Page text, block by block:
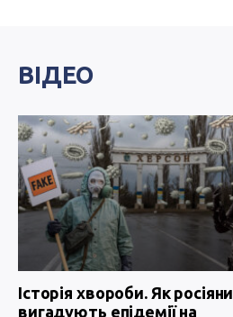
ВІДЕО
Історія хвороби. Як росіяни
вигадують епідемії на